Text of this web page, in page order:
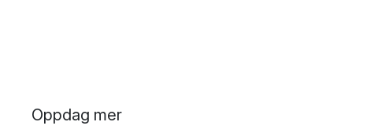
Oppdag mer